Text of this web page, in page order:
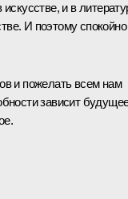
и в
И поэтому спокойно
и пожелать всем нам
зависит